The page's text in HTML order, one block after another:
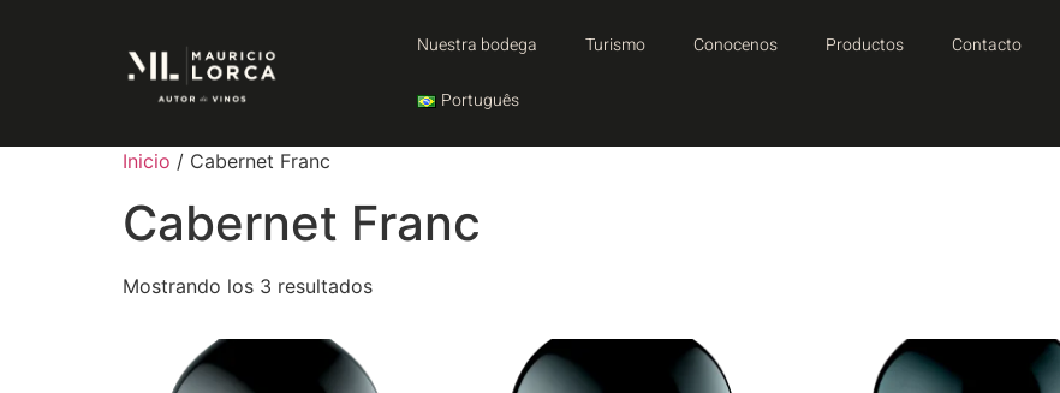
Nuestra bodega Turismo Conocenos Productos Contacto
Português
Inicio / Cabernet Franc
Cabernet Franc
Mostrando los 3 resultados